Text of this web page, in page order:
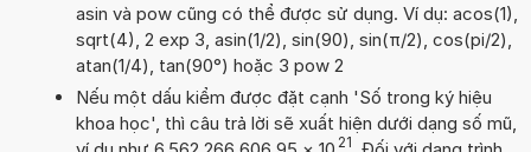
asin và pow cũng có thể được sử dụng. Ví dụ: acos(1),
sqrt(4), 2 exp 3, asin(1/2), sin(90), sin(π/2), cos(pi/2),
atan(1/4), tan(90°) hoặc 3 pow 2
Nếu một dấu kiểm được đặt cạnh 'Số trong ký hiệu
khoa học', thì câu trả lời sẽ xuất hiện dưới dạng số mũ,
21